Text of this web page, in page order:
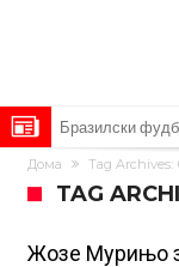
Лукаку
Звезда на Реал
Одењето на
на клубот е
Барселона и
Дома Tag Archives:
TAG
Жозе Мурињо